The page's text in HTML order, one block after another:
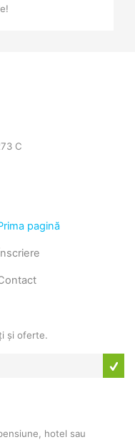
C
pagină
și oferte.
hotel sau